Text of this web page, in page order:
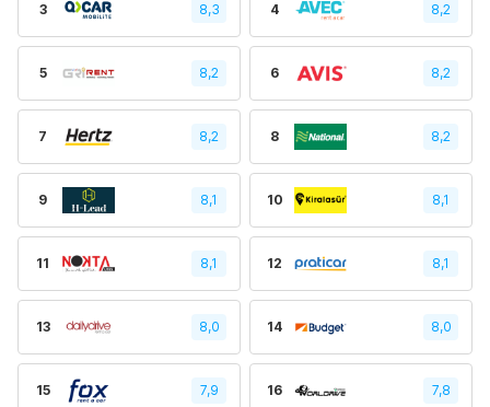
3 8,3 4 8,2
5 8,2 6 8,2
7 8,2 8 8,2
9 8,1 10 8,1
11 8,1 12 8,1
13 8,0 14 8,0
15 7,9 16 7,8